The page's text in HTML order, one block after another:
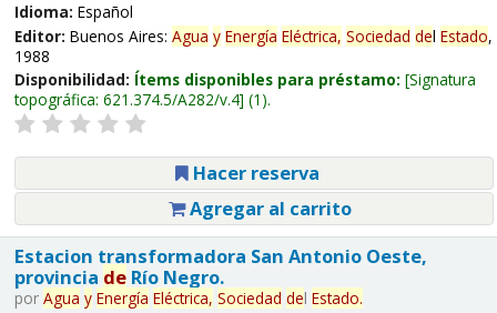
Idioma: Español
Editor: Buenos Aires: Agua y Energía Eléctrica, Sociedad del Estado,
1988
Disponibilidad: Ítems disponibles para préstamo: Signatura
topográfica: 621.374.5/A282/v.4 (1).
Hacer reserva
Agregar al carrito
Estacion transformadora San Antonio Oeste,
provincia deRío Negro.
por Agua y Energía Eléctrica, Sociedad del Estado.